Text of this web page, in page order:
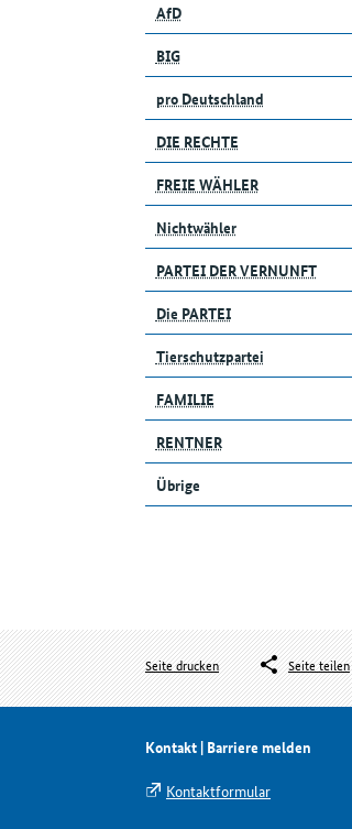
AfD
BIG
pro Deutschland
DIE RECHTE
FREIE WÄHLER
Nichtwähler
PARTEI DER VERNUNFT
Die PARTEI
Tierschutzpartei
FAMILIE
RENTNER
Übrige
Seite drucken Seite teilen
Kontakt | Barriere melden
Kontaktformular